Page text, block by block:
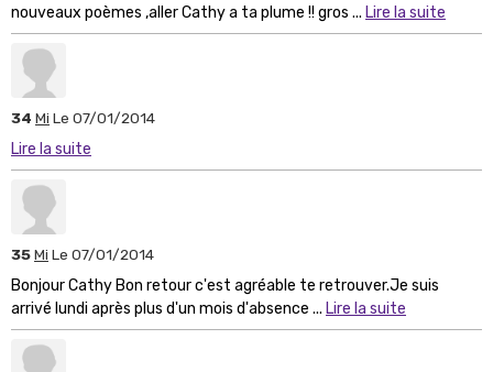
nouveaux poèmes ,aller Cathy a ta plume !! gros ... Lire la suite
34 Mi Le 07/01/2014
Lire la suite
35Mi Le 07/01/2014
Bonjour Cathy Bon retour c'est agréable te retrouver.Je suis
arrivé lundi après plus d'un mois d'absence ... Lire la suite